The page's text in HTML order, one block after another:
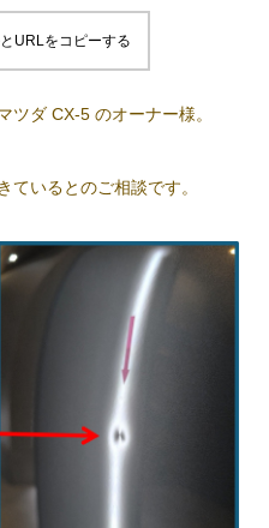
URLをコピーする
ツダ CX-5 のオーナー様。
ているとのご相談です。